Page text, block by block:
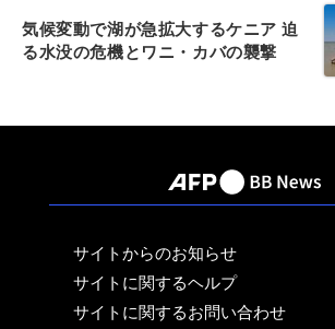
気候変動で湖が急拡大するケニア 迫
る水没の危機とワニ・カバの襲撃
サイトからのお知らせ
サイトに関するヘルプ
サイトに関するお問い合わせ